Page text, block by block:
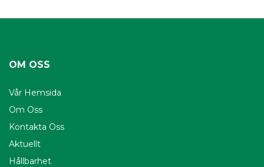
OM OSS
Vår Hemsida
Om Oss
Kontakta Oss
Aktuellt
Hållbarhet